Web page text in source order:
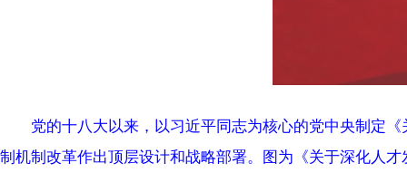
党的十八大以来，以习近平同志为核心的党中央制定
制机制改革作出顶层设计和战略部署。图为《关于深化人